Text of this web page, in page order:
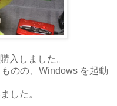
入しました。
のの、Windows を起動
した。